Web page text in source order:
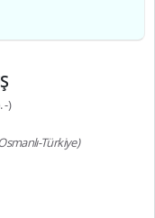
-)
Türkiye)